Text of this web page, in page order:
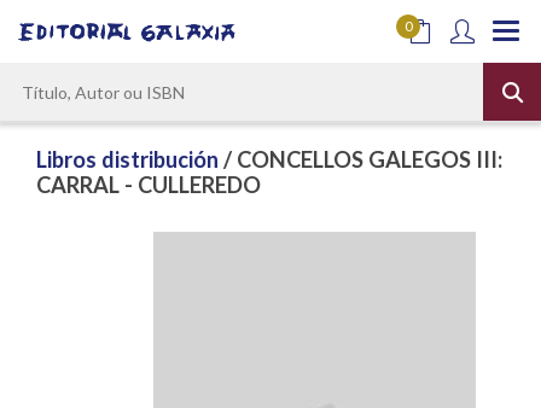
0
Libros distribución / CONCELLOS GALEGOS III:
CARRAL - CULLEREDO